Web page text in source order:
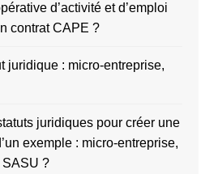
d’activité et d’emploi
contrat CAPE ?
juridique : micro-entreprise,
juridiques pour créer une
exemple : micro-entreprise,
SASU ?